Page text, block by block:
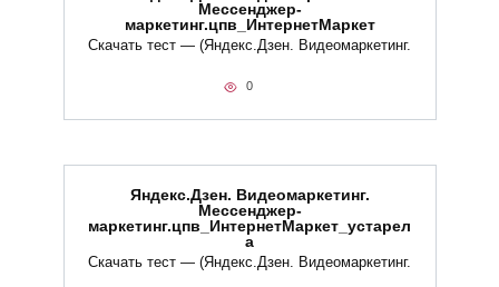
Мессенджер-
маркетинг.цпв_ИнтернетМаркет
Скачать тест — (Яндекс.Дзен. Видеомаркетинг.
0
Яндекс.Дзен. Видеомаркетинг.
Мессенджер-
маркетинг.цпв_ИнтернетМаркет_устарел
а
Скачать тест — (Яндекс.Дзен. Видеомаркетинг.